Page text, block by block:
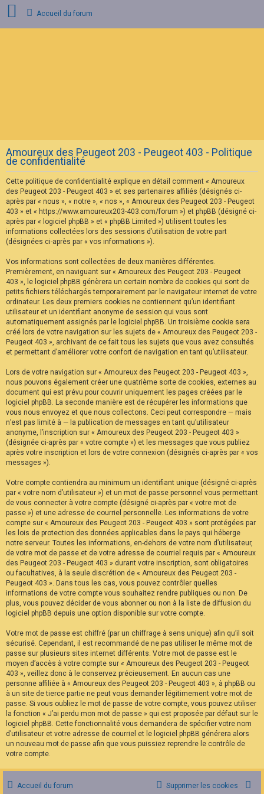
I
n
s
c
r
i
p
t
i
o
n
F
A
Q
Accueil du forum
Amoureux des Peugeot 203 - Peugeot 403 - Politique
de confidentialité
Cette politique de confidentialité explique en détail comment « Amoureux
des Peugeot 203 - Peugeot 403 » et ses partenaires affiliés (désignés ci-
après par « nous », « notre », « nos », « Amoureux des Peugeot 203 - Peugeot
403 » et « https://www.amoureux203-403.com/forum ») et phpBB (désigné ci-
après par « logiciel phpBB » et « phpBB Limited ») utilisent toutes les
informations collectées lors des sessions d’utilisation de votre part
(désignées ci-après par « vos informations »).
Vos informations sont collectées de deux manières différentes.
Premièrement, en naviguant sur « Amoureux des Peugeot 203 - Peugeot
403 », le logiciel phpBB génèrera un certain nombre de cookies qui sont de
petits fichiers téléchargés temporairement par le navigateur internet de votre
ordinateur. Les deux premiers cookies ne contiennent qu’un identifiant
utilisateur et un identifiant anonyme de session qui vous sont
automatiquement assignés par le logiciel phpBB. Un troisième cookie sera
créé lors de votre navigation sur les sujets de « Amoureux des Peugeot 203 -
Peugeot 403 », archivant de ce fait tous les sujets que vous avez consultés
et permettant d’améliorer votre confort de navigation en tant qu’utilisateur.
Lors de votre navigation sur « Amoureux des Peugeot 203 - Peugeot 403 »,
nous pouvons également créer une quatrième sorte de cookies, externes au
document qui est prévu pour couvrir uniquement les pages créées par le
logiciel phpBB. La seconde manière est de récupérer les informations que
vous nous envoyez et que nous collectons. Ceci peut correspondre — mais
n’est pas limité à — la publication de messages en tant qu’utilisateur
anonyme, l’inscription sur « Amoureux des Peugeot 203 - Peugeot 403 »
(désignée ci-après par « votre compte ») et les messages que vous publiez
après votre inscription et lors de votre connexion (désignés ci-après par « vos
messages »).
Votre compte contiendra au minimum un identifiant unique (désigné ci-après
par « votre nom d’utilisateur ») et un mot de passe personnel vous permettant
de vous connecter à votre compte (désigné ci-après par « votre mot de
passe ») et une adresse de courriel personnelle. Les informations de votre
compte sur « Amoureux des Peugeot 203 - Peugeot 403 » sont protégées par
les lois de protection des données applicables dans le pays qui héberge
notre serveur. Toutes les informations, en-dehors de votre nom d’utilisateur,
de votre mot de passe et de votre adresse de courriel requis par « Amoureux
des Peugeot 203 - Peugeot 403 » durant votre inscription, sont obligatoires
ou facultatives, à la seule discrétion de « Amoureux des Peugeot 203 -
Peugeot 403 ». Dans tous les cas, vous pouvez contrôler quelles
informations de votre compte vous souhaitez rendre publiques ou non. De
plus, vous pouvez décider de vous abonner ou non à la liste de diffusion du
logiciel phpBB depuis une option disponible sur votre compte.
Votre mot de passe est chiffré (par un chiffrage à sens unique) afin qu’il soit
sécurisé. Cependant, il est recommandé de ne pas utiliser le même mot de
passe sur plusieurs sites internet différents. Votre mot de passe est le
moyen d’accès à votre compte sur « Amoureux des Peugeot 203 - Peugeot
403 », veillez donc à le conservez précieusement. En aucun cas une
personne affiliée à « Amoureux des Peugeot 203 - Peugeot 403 », à phpBB ou
à un site de tierce partie ne peut vous demander légitimement votre mot de
passe. Si vous oubliez le mot de passe de votre compte, vous pouvez utiliser
la fonction « J’ai perdu mon mot de passe » qui est proposée par défaut sur le
logiciel phpBB. Cette fonctionnalité vous demandera de spécifier votre nom
d’utilisateur et votre adresse de courriel et le logiciel phpBB générera alors
un nouveau mot de passe afin que vous puissiez reprendre le contrôle de
votre compte.
Accueil du forum Supprimer les cookies